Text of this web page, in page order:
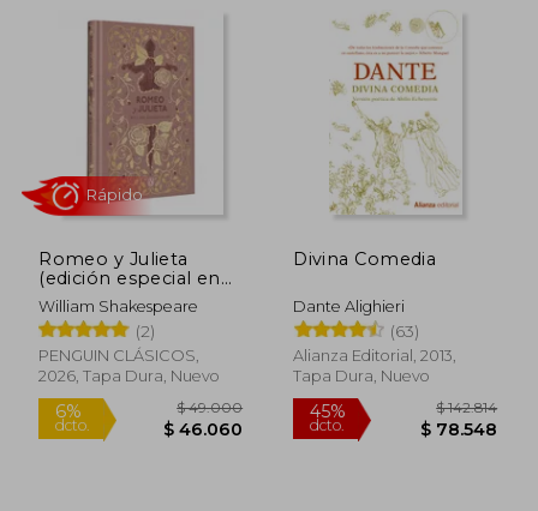
Romeo y Julieta
(edición especial en
tapa dura)
William Shakespeare
(2)
PENGUIN CLÁSICOS,
2026, Tapa Dura, Nuevo
Rápido
Divina Comedia
Dante Alighieri
(63)
Alianza Editorial, 2013,
Tapa Dura, Nuevo